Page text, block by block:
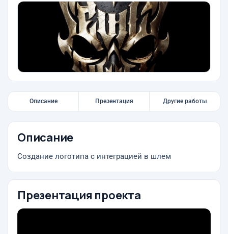
Описание Презентация Другие работы
Описание
Создание логотипа с интеграцией в шлем
Презентация проекта